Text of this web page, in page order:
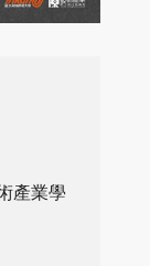
產業學